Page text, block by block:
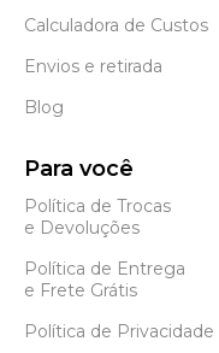
Calculadora de Custos
Envios e retirada
Blog
Para você
Política de Trocas
e Devoluções
Política de Entrega
e Frete Grátis
Política de Privacidade